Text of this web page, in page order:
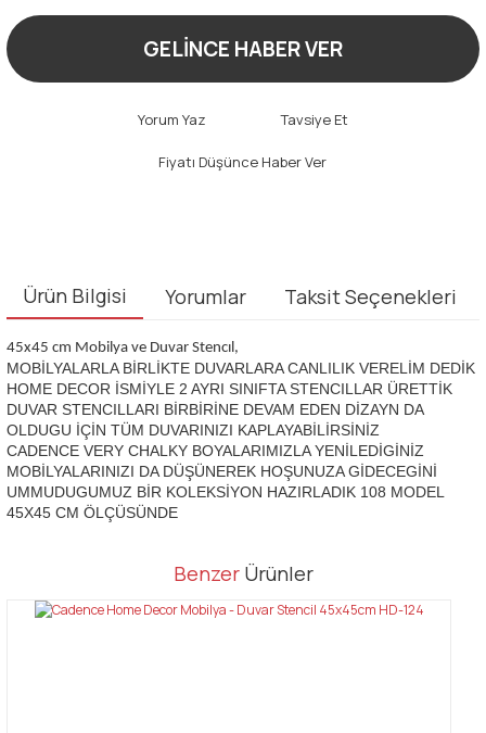
GELİNCE HABER VER
Yorum Yaz Tavsiye Et
Fiyatı Düşünce Haber Ver
Ürün Bilgisi Yorumlar Taksit Seçenekleri
45x45 cm Mobilya ve Duvar Stencıl,
MOBİLYALARLA BİRLİKTE DUVARLARA CANLILIK VERELİM DEDİK
HOME DECOR İSMİYLE 2 AYRI SINIFTA STENCILLAR ÜRETTİK
DUVAR STENCILLARI BİRBİRİNE DEVAM EDEN DİZAYN DA
OLDUGU İÇİN TÜM DUVARINIZI KAPLAYABİLİRSİNİZ
CADENCE VERY CHALKY BOYALARIMIZLA YENİLEDİGİNİZ
MOBİLYALARINIZI DA DÜŞÜNEREK HOŞUNUZA GİDECEGİNİ
UMMUDUGUMUZ BİR KOLEKSİYON HAZIRLADIK 108 MODEL
45X45 CM ÖLÇÜSÜNDE
Bu ürüne ilk yorumu siz yapın!
Bu ürünün fiyat bilgisi, resim, ürün açıklamalarında ve diğer
tarafımıza iletebilirsiniz.
Benzer Ürünler